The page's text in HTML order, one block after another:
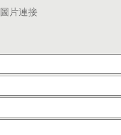
片連接